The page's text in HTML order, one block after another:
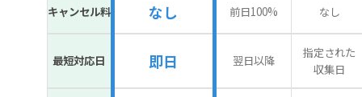
キャンセル料 なし 前日100% なし
最短対応日 即日 翌日以降
指定された
収集日